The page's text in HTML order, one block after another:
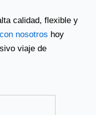
calidad, flexible y
nosotros hoy
viaje de